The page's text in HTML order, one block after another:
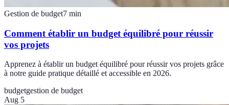
Gestion de budget7 min
Comment établir un budget équilibré pour réussir
vos projets
Apprenez à établir un budget équilibré pour réussir vos projets grâce
à notre guide pratique détaillé et accessible en 2026.
budgetgestion de budget
Aug 5